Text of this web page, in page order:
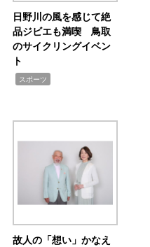
日野川の風を感じて絶
品ジビエも満喫 鳥取
のサイクリングイベン
ト
スポーツ
故人の「想い」かなえ